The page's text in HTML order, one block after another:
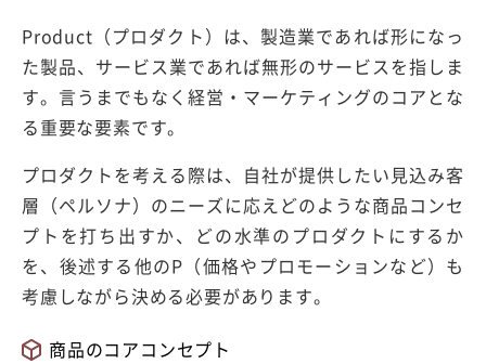
Product（プロダクト）は、製造業であれば形になっ
た製品、サービス業であれば無形のサービスを指しま
す。言うまでもなく経営・マーケティングのコアとな
る重要な要素です。
プロダクトを考える際は、自社が提供したい見込み客
層（ペルソナ）のニーズに応えどのような商品コンセ
プトを打ち出すか、どの水準のプロダクトにするか
を、後述する他のP（価格やプロモーションなど）も
考慮しながら決める必要があります。
商品のコアコンセプト